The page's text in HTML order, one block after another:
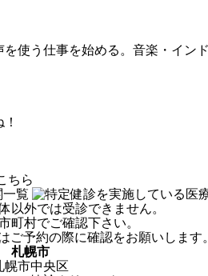
使う仕事を始める。音楽・イ
以外では受診できません。
町村でご確認下さい。
予約の際に確認をお願いします。
札幌市
幌市中央区